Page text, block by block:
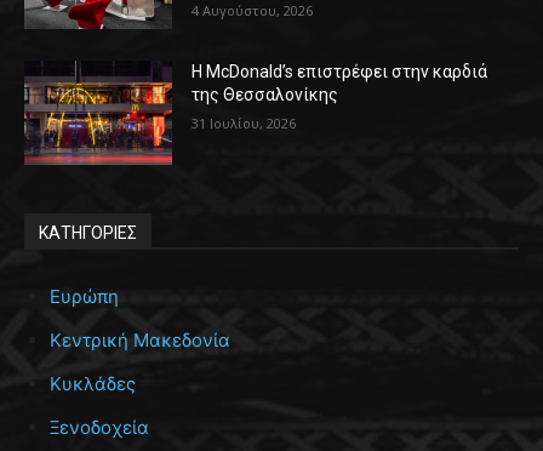
4 Αυγούστου, 2026
Η McDonald’s επιστρέφει στην καρδιά
της Θεσσαλονίκης
31 Ιουλίου, 2026
ΚΑΤΗΓΟΡΙΕΣ
Ευρώπη
Κεντρική Μακεδονία
Κυκλάδες
Ξενοδοχεία